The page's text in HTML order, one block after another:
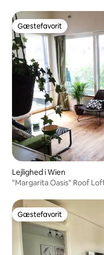
Gæstefavorit
Gæstefavorit
Lejlighed i Wien
"Margarita Oasis" Roof
Gæstefavorit
Gæstefavorit